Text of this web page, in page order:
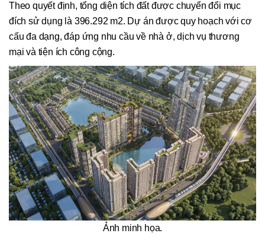
Theo quyết định, tổng diện tích đất được chuyển đổi mục
đích sử dụng là 396.292 m2. Dự án được quy hoạch với cơ
cấu đa dạng, đáp ứng nhu cầu về nhà ở, dịch vụ thương
mại và tiện ích công cộng.
Ảnh minh họa.